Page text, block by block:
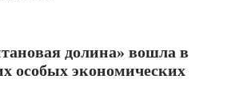
долина» вошла в
особых экономических